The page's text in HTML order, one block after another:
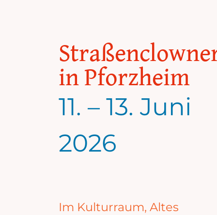
in Pforzheim
11. – 13. Juni
2026
Im Kulturraum, Altes